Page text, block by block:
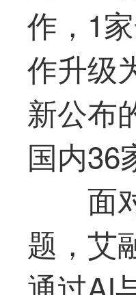
作，1
作升级
新公布
国内36
面
题， 艾